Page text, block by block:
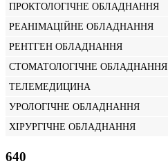
ПРОКТОЛОГІЧНЕ ОБЛАДНАННЯ
РЕАНІМАЦІЙНЕ ОБЛАДНАННЯ
РЕНТГЕН ОБЛАДНАННЯ
СТОМАТОЛОГІЧНЕ ОБЛАДНАННЯ
ТЕЛЕМЕДИЦИНА
УРОЛОГІЧНЕ ОБЛАДНАННЯ
ХІРУРГІЧНЕ ОБЛАДНАННЯ
640